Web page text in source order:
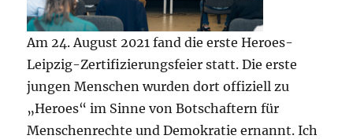
Am 24. August 2021 fand die erste Heroes-
Leipzig-Zertifizierungsfeier statt. Die erste
jungen Menschen wurden dort offiziell zu
„Heroes“ im Sinne von Botschaftern für
Menschenrechte und Demokratie ernannt. Ich